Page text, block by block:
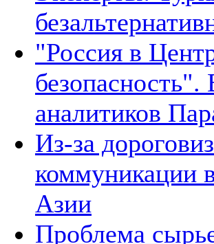
"Россия в
аналитиков
Из-за
коммуникации
Азии
Проблема